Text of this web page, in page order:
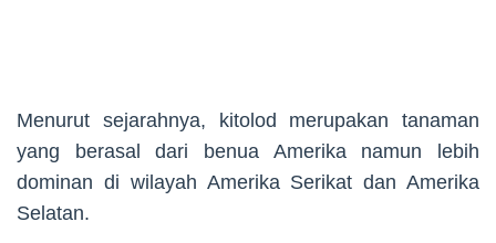
Menurut sejarahnya, kitolod merupakan tanaman
yang berasal dari benua Amerika namun lebih
dominan di wilayah Amerika Serikat dan Amerika
Selatan.